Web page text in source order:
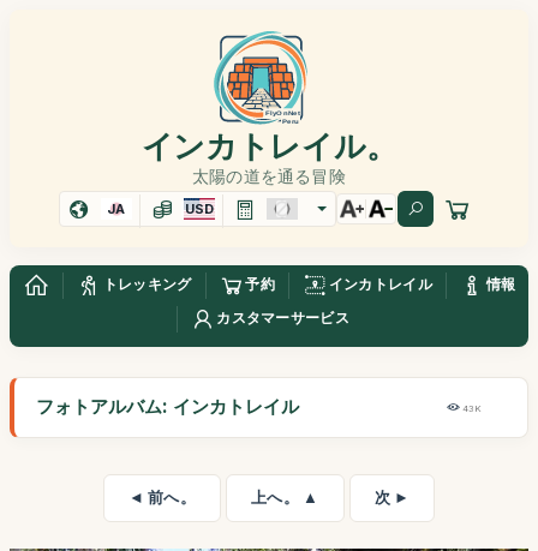
インカトレイル。
太陽の道を通る冒険
JA USD
トレッキング 予約 インカトレイル
情報
カスタマーサービス
フォトアルバム: インカトレイル 43K
◄ 前へ。 上へ。 ▲ 次 ►